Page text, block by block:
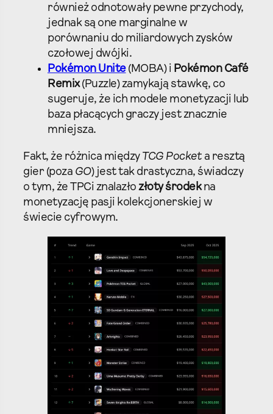
również odnotowały pewne przychody,
jednak są one marginalne w
porównaniu do miliardowych zysków
czołowej dwójki.
Pokémon Unite(MOBA) i Pokémon Café
Remix(Puzzle) zamykają stawkę, co
sugeruje, że ich modele monetyzacji lub
baza płacących graczy jest znacznie
mniejsza.
Fakt, że różnica między TCG Pocket a resztą
gier (poza GO) jest tak drastyczna, świadczy
o tym, że TPCi znalazło złoty środekna
monetyzację pasji kolekcjonerskiej w
świecie cyfrowym.